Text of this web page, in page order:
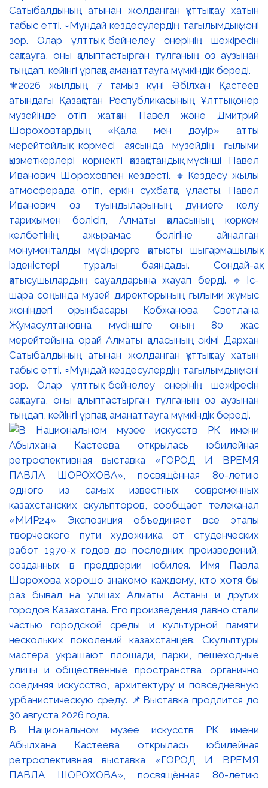
⚜️2026 жылдың 7 тамыз күні Әбілхан Қастеев
атындағы Қазақстан Республикасының Ұлттық өнер
музейінде өтіп жатқан Павел және Дмитрий
Шороховтардың «Қала мен дәуір» атты
мерейтойлық көрмесі аясында музейдің ғылыми
қызметкерлері көрнекті қазақстандық мүсінші Павел
Иванович Шороховпен кездесті. 🔸Кездесу жылы
атмосферада өтіп, еркін сұхбатқа ұласты. Павел
Иванович өз туындыларының дүниеге келу
тарихымен бөлісіп, Алматы қаласының көркем
келбетінің ажырамас бөлігіне айналған
монументалды мүсіндерге қатысты шығармашылық
ізденістері туралы баяндады. Сондай-ақ
қатысушылардың сауалдарына жауап берді. 🔹Іс-
шара соңында музей директорының ғылыми жұмыс
жөніндегі орынбасары Кобжанова Светлана
Жумасултановна мүсіншіге оның 80 жас
мерейтойына орай Алматы қаласының әкімі Дархан
Сатыбалдының атынан жолданған құттықтау хатын
табыс етті. ▫️Мұндай кездесулердің тағылымдық мәні
зор. Олар ұлттық бейнелеу өнерінің шежіресін
сақтауға, оны қалыптастырған тұлғаның өз аузынан
тыңдап, кейінгі ұрпаққа аманаттауға мүмкіндік береді.
В Национальном музее искусств РК имени
Абылхана Кастеева открылась юбилейная
ретроспективная выставка «ГОРОД И ВРЕМЯ
ПАВЛА ШОРОХОВА», посвящённая 80-летию